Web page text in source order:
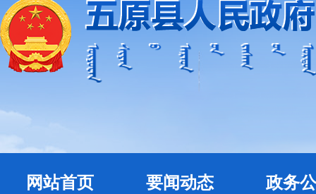
网站首页 要闻动态 政务